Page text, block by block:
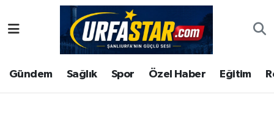
Gündem Sağlık Spor Özel Haber Eğitim
ASAYİS
ÇEVRE
Şanlıurfa Nöbetçi Eczaneler
Şanlıurfa Hava Durumu